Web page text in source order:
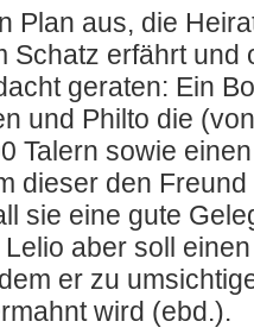
Plan aus, die
Schatz erfährt
geraten: Ein
und Philto die
Talern sowie
dieser den
sie eine gute
aber soll
er zu
wird (ebd.).